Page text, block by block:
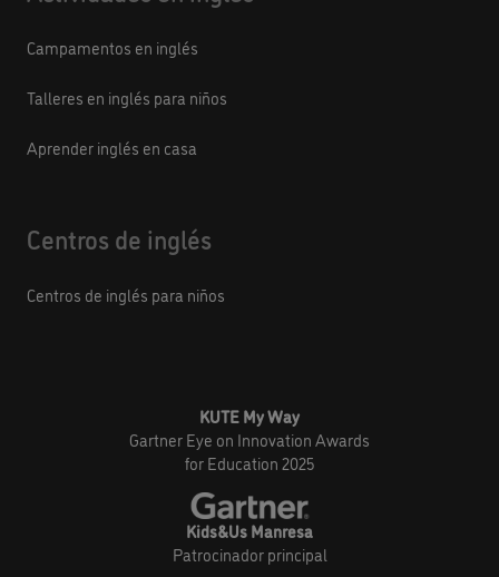
Campamentos en inglés
Talleres en inglés para niños
Aprender inglés en casa
Centros de inglés
Centros de inglés para niños
KUTE My Way
Gartner Eye on Innovation Awards
for Education 2025
Kids&Us Manresa
Patrocinador principal